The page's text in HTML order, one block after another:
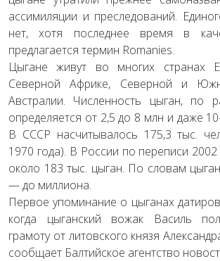
ассимиляции и преследований.
нет, хотя последнее время в
предлагается термин Romanies.
Цыгане живут во многих странах
Северной Африке, Северной и
Австралии. Численность цыган, по
определяется от 2,5 до 8 млн и даже
В СССР насчитывалось 175,3 тыс.
1970 года). В России по переписи
около 183 тыс. цыган. По словам
— до миллиона.
Первое упоминание о цыганах
когда цыганский вожак Василь
грамоту от литовского князя
сообщает Балтийское агентство